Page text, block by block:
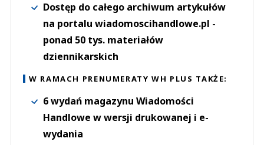
Dostęp do całego archiwum artykułów
na portalu wiadomoscihandlowe.pl -
ponad 50 tys. materiałów
dziennikarskich
W RAMACH PRENUMERATY WH PLUS TAKŻE:
6 wydań magazynu Wiadomości
Handlowe w wersji drukowanej i e-
wydania